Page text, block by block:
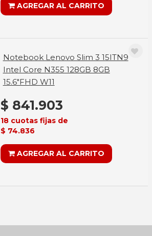
AGREGAR AL CARRITO
Notebook Lenovo Slim 3 15ITN9
Intel Core N355 128GB 8GB
15.6"FHD W11
$ 841.903
18 cuotas fijas de
$ 74.836
AGREGAR AL CARRITO